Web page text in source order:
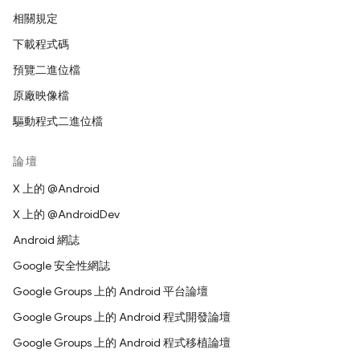
相關規定
下載程式碼
預覽二進位檔
原廠映像檔
驅動程式二進位檔
論壇
X 上的 @Android
X 上的 @AndroidDev
Android 網誌
Google 安全性網誌
Google Groups 上的 Android 平台論壇
Google Groups 上的 Android 程式開發論壇
Google Groups 上的 Android 程式移植論壇